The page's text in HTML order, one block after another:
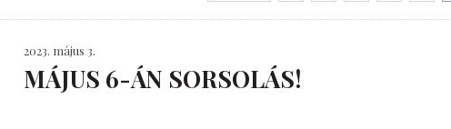
2023. május 3.
MÁJUS 6-ÁN SORSOLÁS!